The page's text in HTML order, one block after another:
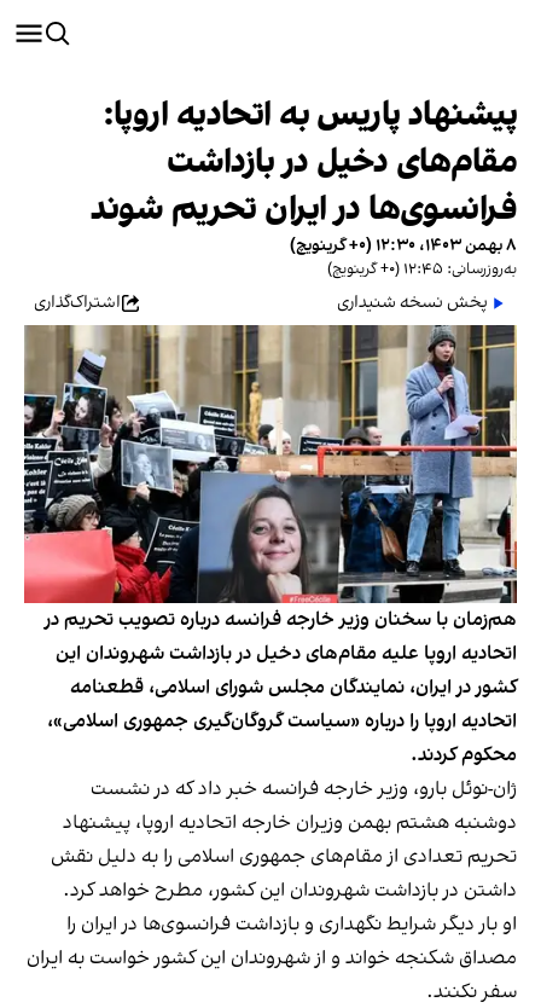
پیشنهاد پاریس به اتحادیه اروپا:
مقام‌های دخیل در بازداشت
فرانسوی‌ها در ایران تحریم شوند
۸ بهمن ۱۴۰۳، ۱۲:۳۰ (‎+۰ گرینویچ)
به‌روزرسانی: ۱۲:۴۵ (‎+۰ گرینویچ)
پخش نسخه شنیداری اشتراک‌گذاری
هم‌زمان با سخنان وزیر خارجه فرانسه درباره تصویب تحریم در
اتحادیه اروپا علیه مقام‌های دخیل در بازداشت شهروندان این
کشور در ایران، نمایندگان مجلس شورای اسلامی، قطعنامه
اتحادیه اروپا را درباره «سیاست گروگان‌گیری جمهوری اسلامی»،
محکوم کردند.
ژان-نوئل بارو، وزیر خارجه فرانسه خبر داد که در نشست
دوشنبه هشتم بهمن وزیران خارجه اتحادیه اروپا، پیشنهاد
تحریم تعدادی از مقام‌های جمهوری اسلامی را به دلیل نقش
داشتن در بازداشت شهروندان این کشور، مطرح خواهد کرد.
او بار دیگر شرایط نگهداری و بازداشت فرانسوی‌ها در ایران را
مصداق شکنجه خواند و از شهروندان این کشور خواست به ایران
سفر نکنند.